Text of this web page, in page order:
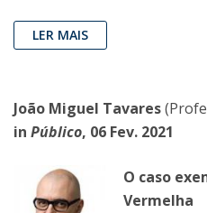
LER MAIS
João Miguel Tavares
in Público, 06 Fev. 2021
O caso
Vermelha